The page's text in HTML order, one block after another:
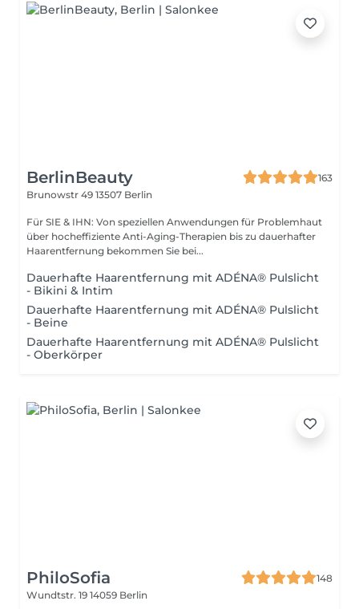
BerlinBeauty
163
Brunowstr 49 13507 Berlin
Für SIE & IHN: Von speziellen Anwendungen für Problemhaut
über hocheffiziente Anti-Aging-Therapien bis zu dauerhafter
Haarentfernung bekommen Sie bei...
Dauerhafte Haarentfernung mit ADÉNA® Pulslicht
- Bikini & Intim
Dauerhafte Haarentfernung mit ADÉNA® Pulslicht
- Beine
Dauerhafte Haarentfernung mit ADÉNA® Pulslicht
- Oberkörper
PhiloSofia
148
Wundtstr. 19 14059 Berlin